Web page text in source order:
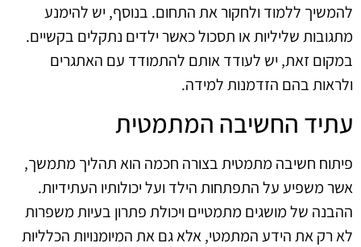
להמשיך ללמוד ולחקור את התחום. בנוסף, יש להימנע
מתגובות שליליות או תסכול כאשר ילדים נתקלים בקשיים.
במקום זאת, יש לעודד אותם להתמודד עם האתגרים
ולראות בהם הזדמנות למידה.
עתיד החשיבה המתמטית
פיתוח חשיבה מתמטית בצורה חכמה הוא תהליך מתמשך,
אשר משפיע על התפתחות הילד ועל יכולותיו העתידיות.
ההבנה של מושגים מתמטיים ויכולת פתרון בעיות משפרות
לא רק את הידע המתמטי, אלא גם את המיומנויות הכלליות